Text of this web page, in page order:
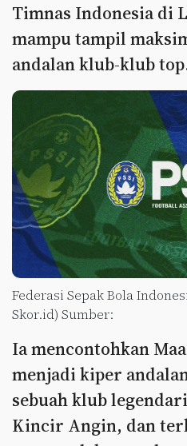
Timnas Indonesia di
mampu tampil
andalan klub-klub
Federasi Sepak Bola
Skor.id) Sumber:
Ia mencontohkan
menjadi kiper
sebuah klub
Kincir Angin, dan